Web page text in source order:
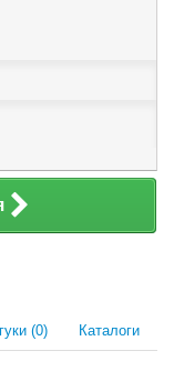
(0) Каталоги